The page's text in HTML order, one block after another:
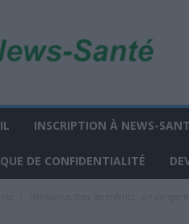
INSCRIPTION À NEWS-
DE CONFIDENTIALITÉ